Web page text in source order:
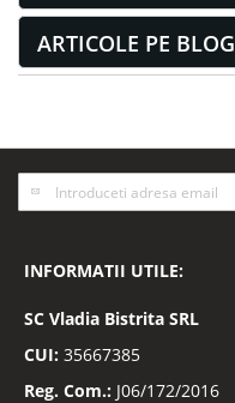
ARTICOLE PE BLOG
Inscrieti-
va
noastre
INFORMATII UTILE:
SC Vladia Bistrita SRL
CUI: 35667385
Reg. Com.: J06/172/2016